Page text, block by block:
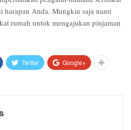
harapan Anda. Mungkin saja nanti
rumah untuk mengajukan pinjaman
Twitter Google+